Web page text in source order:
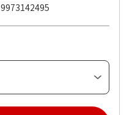
9973142495